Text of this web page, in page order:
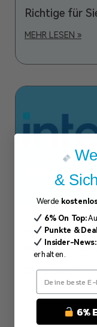
Richtige für
MEHR LESEN »
Intel Core
beste Intel
MEHR LESEN »
&
Werde kostenlos
6% On Top:
Punkte &
Insider-News:
erhalten.
6%